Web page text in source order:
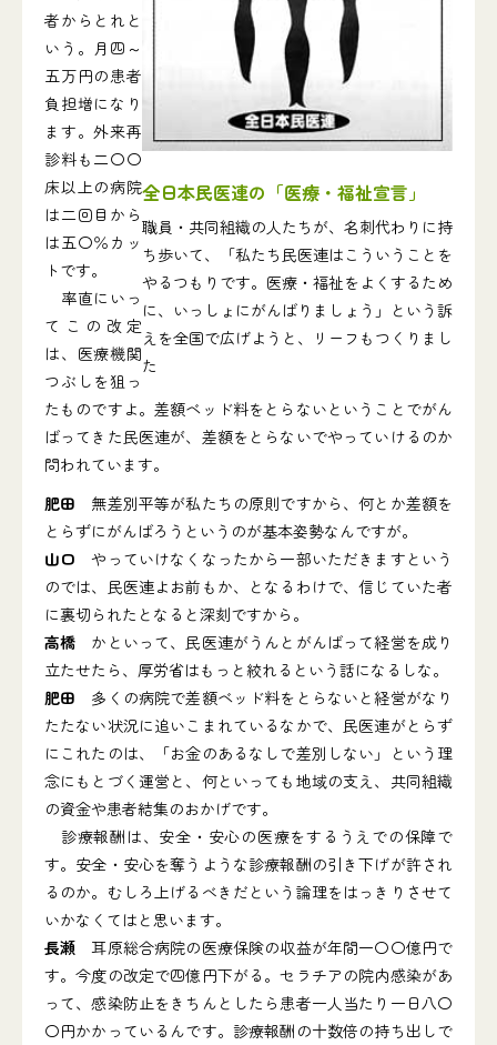
全日本民医連の「医療・福祉宣言」
職員・共同組織の人たちが、名刺代わりに持
ち歩いて、「私たち民医連はこういうことを
やるつもりです。医療・福祉をよくするため
に、いっしょにがんばりましょう」という訴
えを全国で広げようと、リーフもつくりまし
た
者からとれと
いう。月四～
五万円の患者
負担増になり
ます。外来再
診料も二〇〇
床以上の病院
は二回目から
は五〇％カッ
トです。
率直にいっ
てこの改定
は、医療機関
つぶしを狙っ
たものですよ。差額ベッド料をとらないということでがん
ばってきた民医連が、差額をとらないでやっていけるのか
問われています。
肥田 無差別平等が私たちの原則ですから、何とか差額を
とらずにがんばろうというのが基本姿勢なんですが。
山口 やっていけなくなったから一部いただきますという
のでは、民医連よお前もか、となるわけで、信じていた者
に裏切られたとなると深刻ですから。
高橋 かといって、民医連がうんとがんばって経営を成り
立たせたら、厚労省はもっと絞れるという話になるしな。
肥田 多くの病院で差額ベッド料をとらないと経営がなり
たたない状況に追いこまれているなかで、民医連がとらず
にこれたのは、「お金のあるなしで差別しない」という理
念にもとづく運営と、何といっても地域の支え、共同組織
の資金や患者結集のおかげです。
診療報酬は、安全・安心の医療をするうえでの保障で
す。安全・安心を奪うような診療報酬の引き下げが許され
るのか。むしろ上げるべきだという論理をはっきりさせて
いかなくてはと思います。
長瀬 耳原総合病院の医療保険の収益が年間一〇〇億円で
す。今度の改定で四億円下がる。セラチアの院内感染があ
って、感染防止をきちんとしたら患者一人当たり一日八〇
〇円かかっているんです。診療報酬の十数倍の持ち出しで